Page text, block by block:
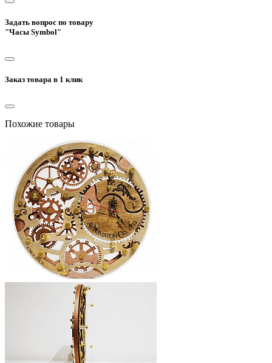
Задать вопрос по товару
"Часы Symbol"
Заказ товара в 1 клик
Похожие товары